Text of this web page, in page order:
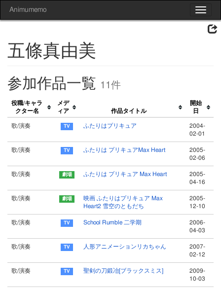
Toggle
Animumemo
五條真由美
参加作品一覧 11件
役職/キャラ
クター名
メデ
ィア
作品タイトル
開始
日
歌/演奏 ふたりはプリキュア
2004-
02-01
歌/演奏 ふたりは プリキュアMax Heart
2005-
02-06
歌/演奏 ふたりは プリキュア Max Heart
2005-
04-16
歌/演奏
映画 ふたりはプリキュア Max
Heart2 雪空のともだち
2005-
12-10
歌/演奏 School Rumble 二学期
2006-
04-03
歌/演奏 人形アニメーションリカちゃん
2007-
02-12
歌/演奏 聖剣の刀鍛冶[ブラックスミス]
2009-
10-03